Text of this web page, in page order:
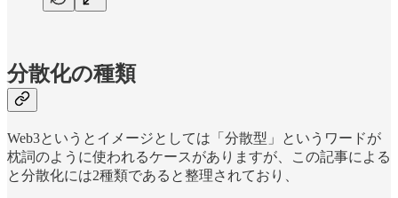
分散化の種類
Web3というとイメージとしては「分散型」というワードが
枕詞のように使われるケースがありますが、この記事による
と分散化には2種類であると整理されており、